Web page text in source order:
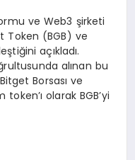
ve Web3 şirketi
Token (BGB) ve
açıkladı.
alınan bu
Borsası ve
olarak BGB’yi